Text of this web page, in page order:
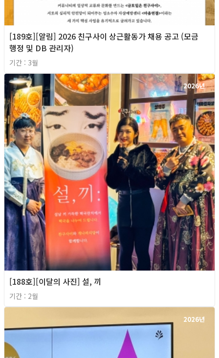
[189호][알림] 2026 친구사이 상근활동가 채용 공고 (모금
행정 및 DB 관리자)
기간 : 3월
2026년
[188호][이달의 사진] 설, 끼
기간 : 2월
2026년